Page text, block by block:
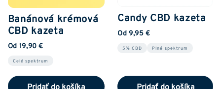
Banánová krémová
CBD kazeta
Od 19,90 €
Celé spektrum
Pridať do košíka
Candy CBD kazeta
Od 9,95 €
5% CBD Plné spektrum
Pridať do košíka